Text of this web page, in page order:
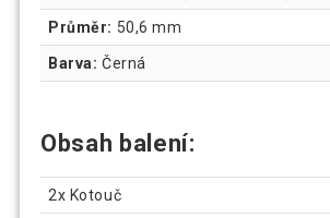
Průměr: 50,6 mm
Barva: Černá
Obsah balení:
2x Kotouč